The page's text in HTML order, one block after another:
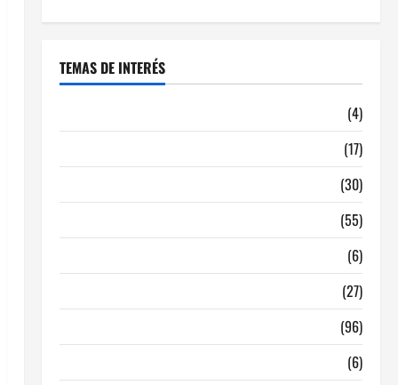
TEMAS DE INTERÉS
(4)
(17)
(30)
(55)
(6)
(27)
(96)
(6)